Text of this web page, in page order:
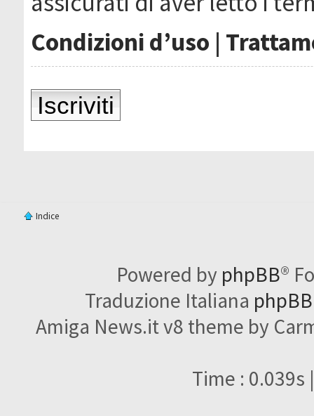
Condizioni d’uso |
Iscriviti
Indice
Powered by phpBB®
Traduzione Italiana
Amiga News.it v8 theme by
Time : 0.039s